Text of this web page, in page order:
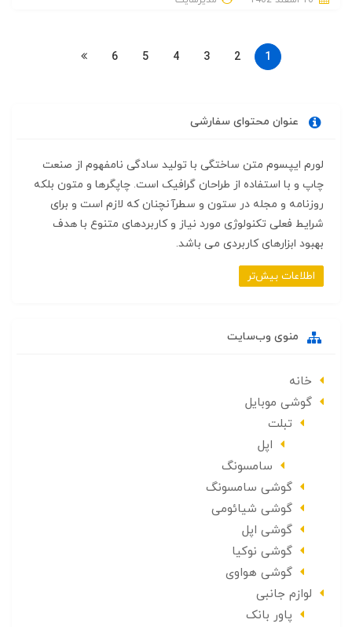
1
2
3
4
5
6
عنوان محتوای سفارشی
لورم ایپسوم متن ساختگی با تولید سادگی نامفهوم از صنعت
چاپ و با استفاده از طراحان گرافیک است. چاپگرها و متون بلکه
روزنامه و مجله در ستون و سطرآنچنان که لازم است و برای
شرایط فعلی تکنولوژی مورد نیاز و کاربردهای متنوع با هدف
بهبود ابزارهای کاربردی می باشد.
اطلاعات بیش‌تر
منوی وب‌سایت
خانه
گوشی موبایل
تبلت
اپل
سامسونگ
گوشی سامسونگ
گوشی شیائومی
گوشی اپل
گوشی نوکیا
گوشی هواوی
لوازم جانبی
پاور بانک